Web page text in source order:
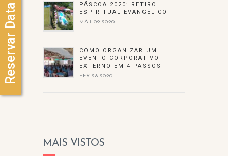
PÁSCOA 2020: RETIRO
ESPIRITUAL EVANGÉLICO
MAR 09 2020
COMO ORGANIZAR UM
EVENTO CORPORATIVO
EXTERNO EM 4 PASSOS
FEV 28 2020
MAIS VISTOS
Reservar Data